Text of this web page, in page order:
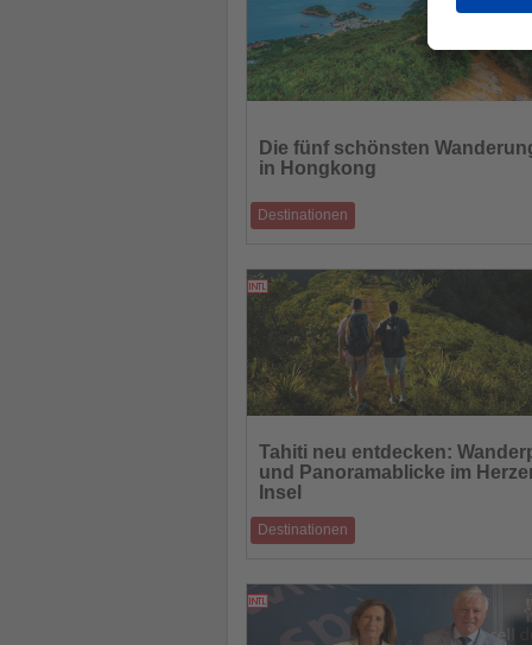
die
Nachrichten
Die fünf schönsten
in Hongkong
Destinationen
warten abwechslungsreiche Routen, die
28.08.2025
Sie
die
Nachrichten
Tahiti neu entdecken:
und Panoramablicke im
Insel
Destinationen
eine faszinierende Welt aus Regenwald,